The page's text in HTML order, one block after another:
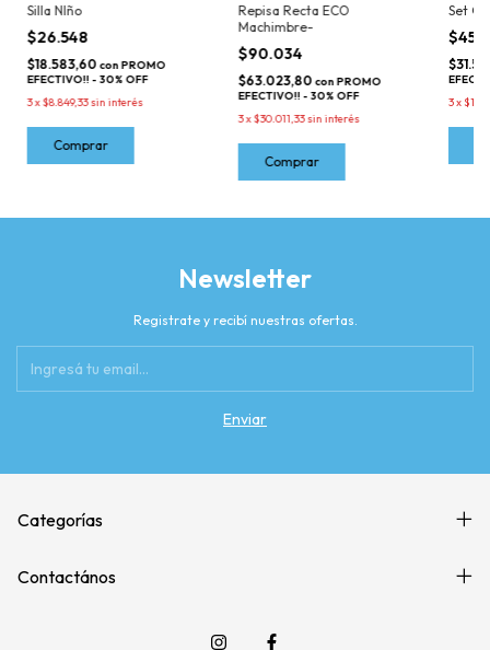
Silla NIño
$26.548
$18.583,60 con PROMO
EFECTIVO!! - 30% OFF
3x$8.849,33sin interés
Repisa Recta ECO
Machimbre-
$90.034
$63.023,80 con PROMO
EFECTIVO!! - 30% OFF
3x$30.011,33sin interés
Set
3x
Newsletter
Registrate y recibí nuestras ofertas.
Categorías
Contactános